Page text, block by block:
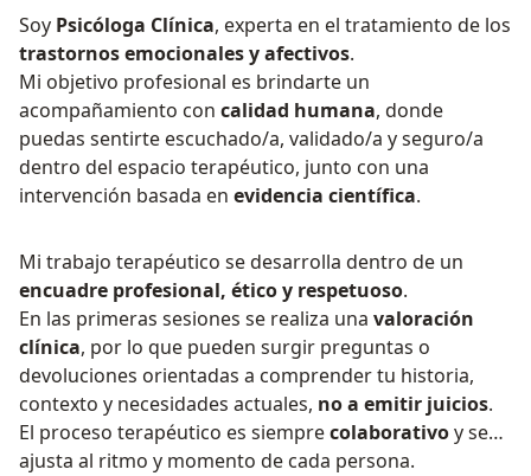
Soy Psicóloga Clínica, experta en el tratamiento de los
trastornos emocionales y afectivos.
Mi objetivo profesional es brindarte un
acompañamiento con calidad humana, donde
puedas sentirte escuchado/a, validado/a y seguro/a
dentro del espacio terapéutico, junto con una
intervención basada en evidencia científica.
Mi trabajo terapéutico se desarrolla dentro de un
encuadre profesional, ético y respetuoso.
En las primeras sesiones se realiza una valoración
clínica, por lo que pueden surgir preguntas o
devoluciones orientadas a comprender tu historia,
contexto y necesidades actuales, no a emitir juicios.
El proceso terapéutico es siemprecolaborativoy se
ajusta al ritmo y momento de cada persona.